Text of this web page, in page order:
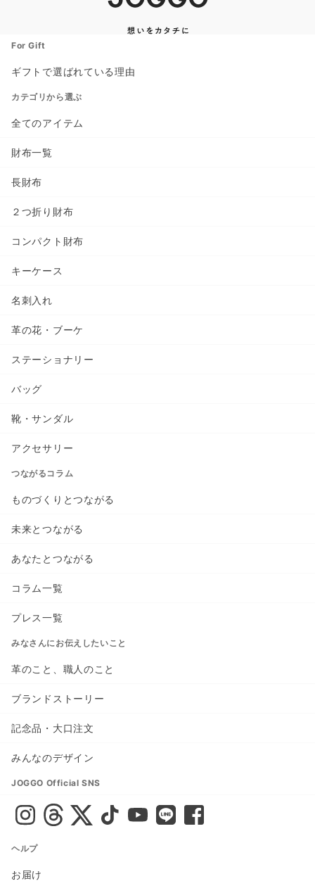
For Gift
ギフトで選ばれている理由
カテゴリから選ぶ
全てのアイテム
財布一覧
長財布
２つ折り財布
コンパクト財布
キーケース
名刺入れ
革の花・ブーケ
ステーショナリー
バッグ
靴・サンダル
アクセサリー
つながるコラム
ものづくりとつながる
未来とつながる
あなたとつながる
コラム一覧
プレス一覧
みなさんにお伝えしたいこと
革のこと、職人のこと
ブランドストーリー
記念品・大口注文
みんなのデザイン
JOGGO Official SNS
ヘルプ
お届け